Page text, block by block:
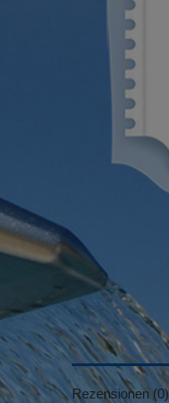
Rezensionen (0)